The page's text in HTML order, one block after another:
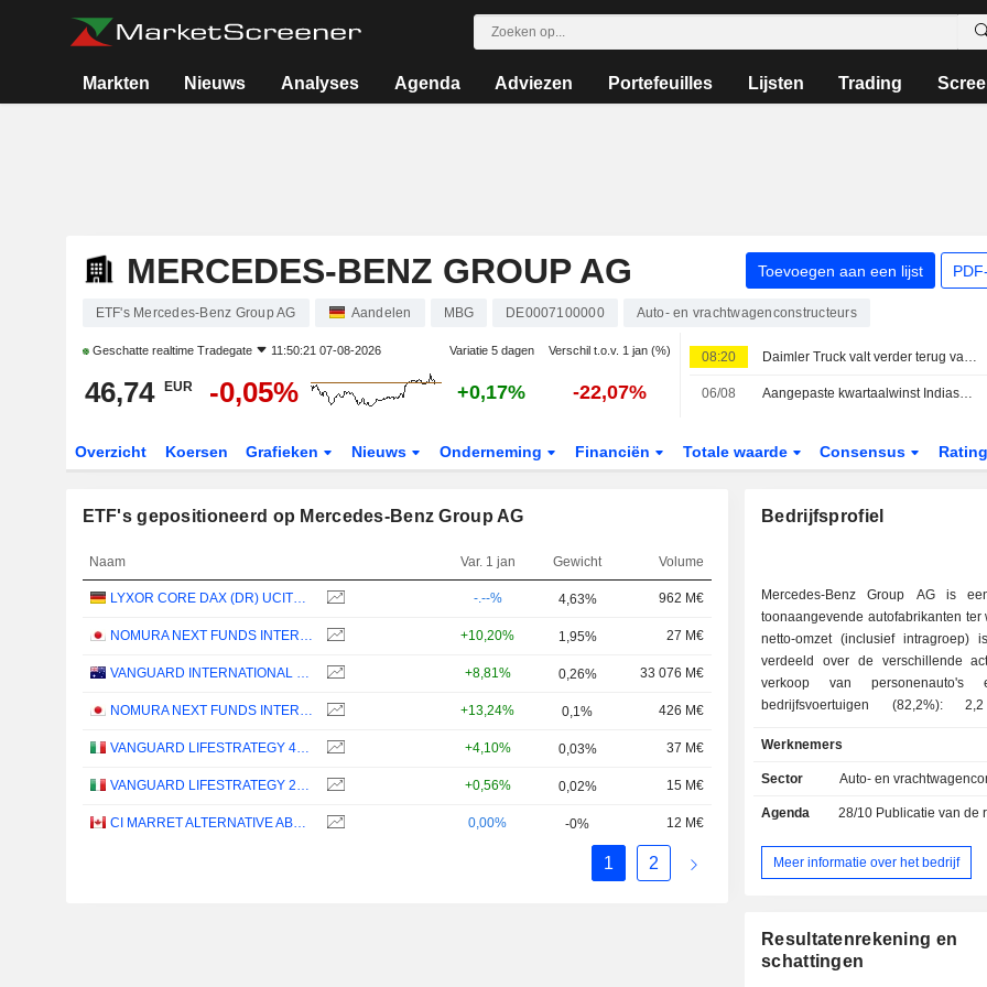
Markten Nieuws Analyses Agenda Adviezen Portefeuilles Lijsten Trading
MERCEDES-BENZ GROUP AG Toevoegen aan een lijst
ETF's Mercedes-Benz Group AG Aandelen MBG DE0007100000 Auto- en vrachtwagenconstructeurs
Geschatte realtime Tradegate 11:50:21 07-08-2026 Variatie 5 dagen Verschil t.o.v. 1 jan (%)
46,74 EUR -0,05% +0,17% -22,07%
08:20 Daimler Truck valt verder terug vanaf recordhoogte
06/08 Aangepaste kwartaalwinst Indiase Samvardhana Motherson stijgt met 54 % door sterke vraag naar auto-onderdelen
Overzicht Koersen Grafieken Nieuws Onderneming Financiën Totale waarde Consensus
ETF's gepositioneerd op Mercedes-Benz Group AG
Naam Var. 1 jan Gewicht Volume
LYXOR CORE DAX (DR) UCITS ETF - EUR -.--% 4,63% 962 M€
NOMURA NEXT FUNDS INTERNATIONAL EQUITY MSCI-KOKUSAI (YEN-HEDGED) ETF - JPY +10,20% 1,95% 27 M€
VANGUARD INTERNATIONAL EQUITY INDEX FUNDS - VANGUARD FTSE ALL-WORLD EX-US ETF +8,81% 0,26% 33 076 M€
NOMURA NEXT FUNDS INTERNATIONAL EQUITY MSCI-KOKUSAI (UNHEDGED) ETF - JPY +13,24% 0,1% 426 M€
VANGUARD LIFESTRATEGY 40% EQUITY UCITS ETF - DISTRIBUTING - EUR +4,10% 0,03% 37 M€
VANGUARD LIFESTRATEGY 20% EQUITY UCITS ETF - DISTRIBUTING - EUR +0,56% 0,02% 15 M€
CI MARRET ALTERNATIVE ABSOLUTE RETURN BOND ETF - CAD 0,00% -0% 12 M€
1 2
Bedrijfsprofiel
Mercedes-Benz Group AG is
toonaangevende autofabrikanten ter
netto-omzet (inclusief intragroep)
verdeeld over de verschillende
verkoop van personenauto's
bedrijfsvoertuigen (82,2%):
Mercedes-Benz, Smart en
financiële en mobiliteitsdiensten
netto-omzet is geografisch als
Staten (23,4%), Noord-Amerika
(12,5%), Azië (11,4%) en overige
Werknemers
Sector Auto- en
Agenda 28/10 Publicatie van de
Meer informatie over het bedrijf
Resultatenrekening en
schattingen